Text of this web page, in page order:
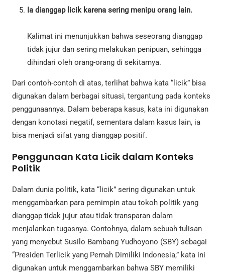
Ia dianggap licik karena sering menipu orang lain.
Kalimat ini menunjukkan bahwa seseorang dianggap
tidak jujur dan sering melakukan penipuan, sehingga
dihindari oleh orang-orang di sekitarnya.
Dari contoh-contoh di atas, terlihat bahwa kata “licik” bisa
digunakan dalam berbagai situasi, tergantung pada konteks
penggunaannya. Dalam beberapa kasus, kata ini digunakan
dengan konotasi negatif, sementara dalam kasus lain, ia
bisa menjadi sifat yang dianggap positif.
Penggunaan Kata Licik dalam Konteks
Politik
Dalam dunia politik, kata “licik” sering digunakan untuk
menggambarkan para pemimpin atau tokoh politik yang
dianggap tidak jujur atau tidak transparan dalam
menjalankan tugasnya. Contohnya, dalam sebuah tulisan
yang menyebut Susilo Bambang Yudhoyono (SBY) sebagai
“Presiden Terlicik yang Pernah Dimiliki Indonesia,” kata ini
digunakan untuk menggambarkan bahwa SBY memiliki